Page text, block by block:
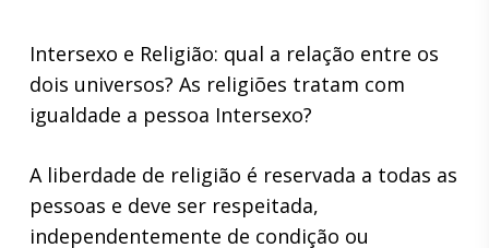
Intersexo e Religião: qual a relação entre os
dois universos? As religiões tratam com
igualdade a pessoa Intersexo?
A liberdade de religião é reservada a todas as
pessoas e deve ser respeitada,
independentemente de condição ou